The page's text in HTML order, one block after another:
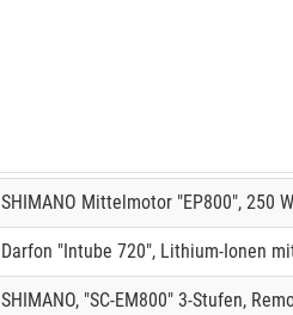
SHIMANO Mittelmotor "EP800", 250
Darfon "Intube 720", Lithium-Ionen
SHIMANO, "SC-EM800" 3-Stufen,